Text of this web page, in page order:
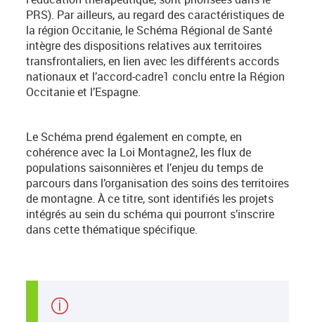
PRS). Par ailleurs, au regard des caractéristiques de
la région Occitanie, le Schéma Régional de Santé
intègre des dispositions relatives aux territoires
transfrontaliers, en lien avec les différents accords
nationaux et l’accord-cadre1 conclu entre la Région
Occitanie et l’Espagne.
Le Schéma prend également en compte, en
cohérence avec la Loi Montagne2, les flux de
populations saisonnières et l’enjeu du temps de
parcours dans l’organisation des soins des territoires
de montagne. À ce titre, sont identifiés les projets
intégrés au sein du schéma qui pourront s’inscrire
dans cette thématique spécifique.